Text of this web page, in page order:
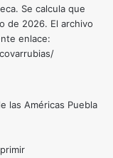
Se calcula que
de 2026. El archivo
enlace:
las Américas Puebla